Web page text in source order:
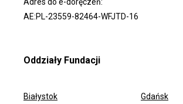
AE:PL-23559-82464-WFJTD-16
Oddziały Fundacji
Białystok
Gdańsk